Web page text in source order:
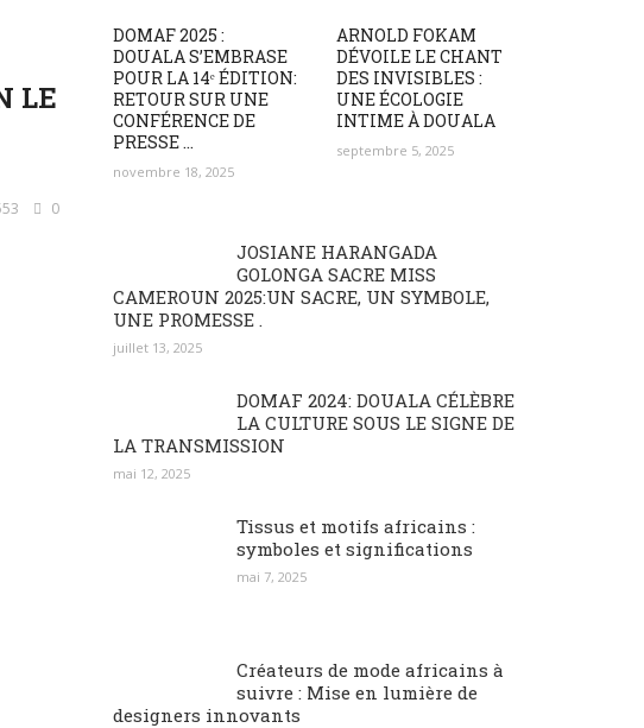
LE
0
DOMAF 2025 :
DOUALA S’EMBRASE
POUR LA 14ᵉ ÉDITION:
RETOUR SUR UNE
CONFÉRENCE DE
PRESSE ...
novembre 18, 2025
ARNOLD FOKAM
DÉVOILE LE CHANT
DES INVISIBLES :
UNE ÉCOLOGIE
INTIME À DOUALA
septembre 5, 2025
JOSIANE HARANGADA
GOLONGA SACRE MISS
CAMEROUN 2025:UN SACRE, UN SYMBOLE,
UNE PROMESSE .
juillet 13, 2025
DOMAF 2024: DOUALA CÉLÈBRE
LA CULTURE SOUS LE SIGNE DE
LA TRANSMISSION
mai 12, 2025
Tissus et motifs africains :
symboles et significations
mai 7, 2025
Créateurs de mode africains à
suivre : Mise en lumière de
designers innovants